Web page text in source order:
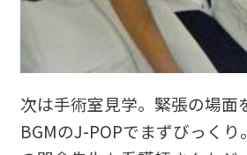
次は手術室見学。緊張の場面
BGMのJ-POPでまずびっく